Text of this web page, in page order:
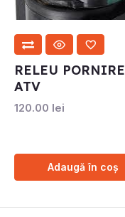
RELEU PORNIRE
ATV
120.00 lei
Adaugă în coș